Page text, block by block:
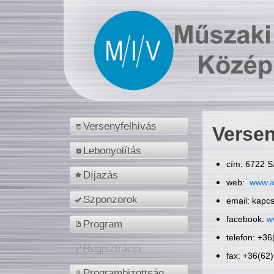
Versenyfelhívás
Lebonyolítás
Díjazás
Szponzorok
Program
Regisztráció
cím: 6722
web:
email:
facebook:
telefon:
fax: